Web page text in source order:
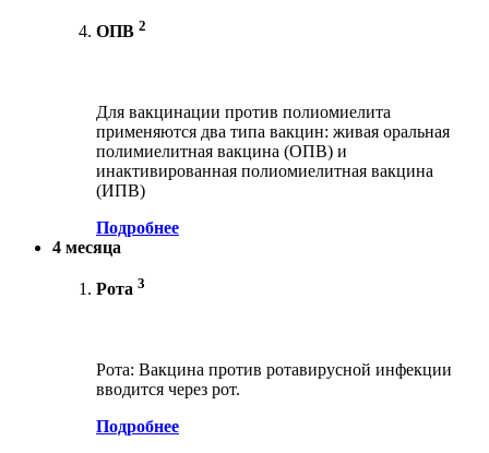
ОПВ 2
Для вакцинации против полиомиелита
применяются два типа вакцин: живая оральная
полимиелитная вакцина (ОПВ) и
инактивированная полиомиелитная вакцина
(ИПВ)
Подробнее
4 месяца
Рота 3
Рота: Вакцина против ротавирусной инфекции
вводится через рот.
Подробнее